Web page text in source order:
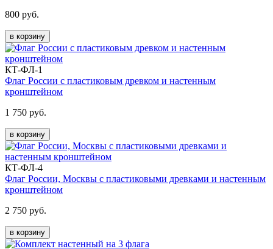
800 руб.
в корзину
КТ-ФЛ-1
Флаг России с пластиковым древком и настенным
кронштейном
1 750 руб.
в корзину
КТ-ФЛ-4
Флаг России, Москвы с пластиковыми древками и настенным
кронштейном
2 750 руб.
в корзину